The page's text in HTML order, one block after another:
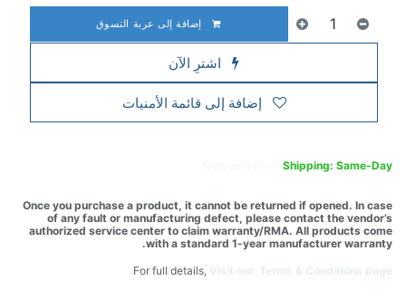
إضافة إلى عربة التسوق
اشترِ الآن
إضافة إلى قائمة الأمنيات
Shipping: Same-Day
Once you purchase a product, it cannot be returned if opened. In case
of any fault or manufacturing defect, please contact the vendor’s
authorized service center to claim warranty/RMA. All products come
with a standard 1-year manufacturer warranty.
For full details,